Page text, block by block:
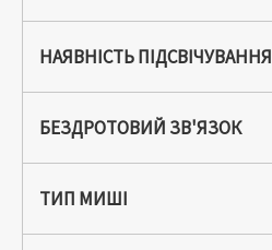
НАЯВНІСТЬ ПІДСВІЧУВАННЯ
БЕЗДРОТОВИЙ ЗВ'ЯЗОК
ТИП МИШІ